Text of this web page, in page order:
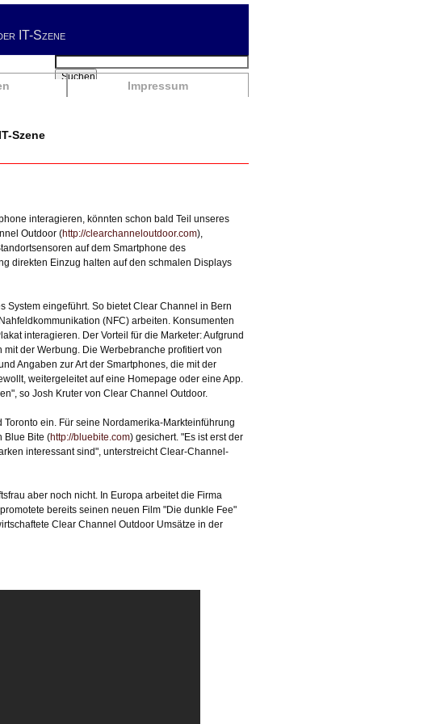
IT-Szene
Impressum
Suchbegriffe
Suchen
Szene
interagieren, könnten schon bald Teil unseres
Outdoor (http://clearchanneloutdoor.com),
auf dem Smartphone des
direkten Einzug halten auf den schmalen Displays
System eingeführt. So bietet Clear Channel in Bern
(NFC) arbeiten. Konsumenten
interagieren. Der Vorteil für die Marketer: Aufgrund
der Werbung. Die Werbebranche profitiert von
Angaben zur Art der Smartphones, die mit der
weitergeleitet auf eine Homepage oder eine App.
so Josh Kruter von Clear Channel Outdoor.
ein. Für seine Nordamerika-Markteinführung
Blue Bite (http://bluebite.com) gesichert. "Es ist erst der
interessant sind", unterstreicht Clear-Channel-
aber noch nicht. In Europa arbeitet die Firma
bereits seinen neuen Film "Die dunkle Fee"
Clear Channel Outdoor Umsätze in der